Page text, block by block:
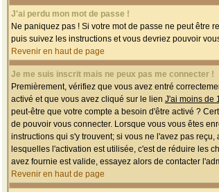
J'ai perdu mon mot de passe !
Ne paniquez pas ! Si votre mot de passe ne peut être
puis suivez les instructions et vous devriez pouvoir
Revenir en haut de page
Je me suis inscrit mais ne peux pas me connecter !
Premièrement, vérifiez que vous avez entré
activé et que vous avez cliqué sur le lien J'ai moins de
peut-être que votre compte a besoin d'être activé ?
de pouvoir vous connecter. Lorsque vous vous êtes
instructions qui s'y trouvent; si vous ne l'avez pas
lesquelles l'activation est utilisée, c'est de réduire les
avez fournie est valide, essayez alors de contacter
Revenir en haut de page